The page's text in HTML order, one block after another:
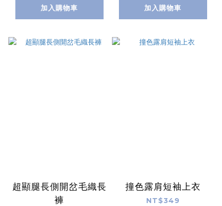
加入購物車 加入購物車
超顯腿長側開岔毛織長
褲
撞色露肩短袖上衣
NT$349